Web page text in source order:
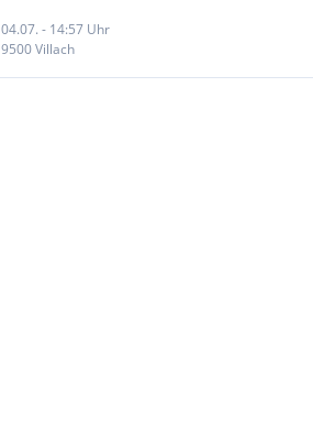
04.07. - 14:57 Uhr
9500 Villach